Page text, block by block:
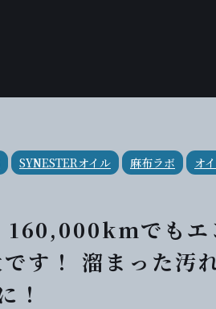
SYNESTERオイル 麻布ラボ オ
160,000kmでもエ
す！ 溜まった汚
！